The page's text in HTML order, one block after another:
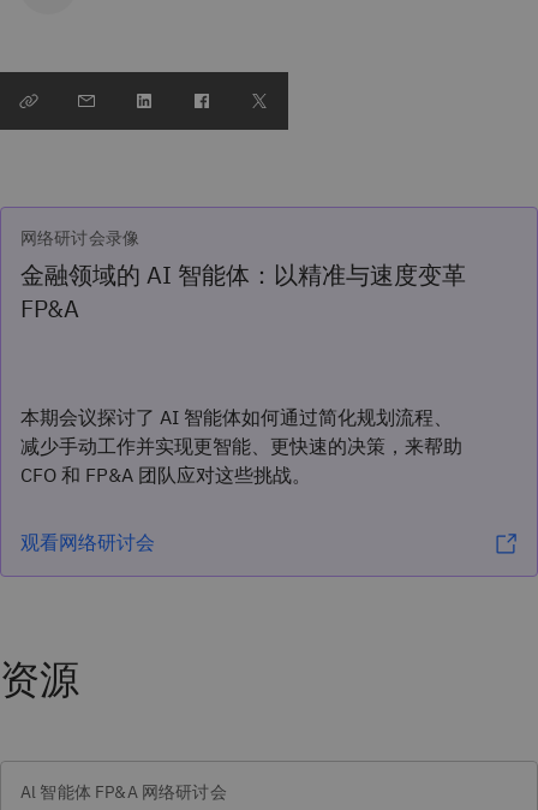
网络研讨会录像
金融领域的 AI 智能体：以精准与速度变革
FP&A
本期会议探讨了 AI 智能体如何通过简化规划流程、
减少手动工作并实现更智能、更快速的决策，来帮助
CFO 和 FP&A 团队应对这些挑战。
观看网络研讨会
资源
Al 智能体 FP&A 网络研讨会